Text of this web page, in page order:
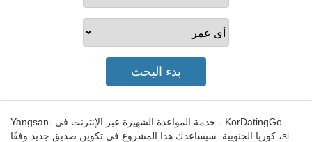
KorDatingGo - خدمة المواعدة الشهيرة عبر الإنترنت في Yangsan-
si، كوريا الجنوبية. سيساعدك هذا المشروع في تكوين صديق جديد وفقًا